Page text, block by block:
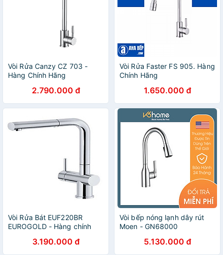
Vòi Rửa Canzy CZ 703 -
Hàng Chính Hãng
2.790.000 đ
Vòi Rửa Faster FS 905. Hàng
Chính Hãng
1.650.000 đ
Vòi Rửa Bát EUF220BR
EUROGOLD - Hàng chính
3.190.000 đ
Vòi bếp nóng lạnh dây rút
Moen - GN68000
5.130.000 đ